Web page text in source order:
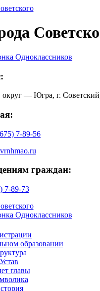
— Югра, г.
7-89-56
граждан:
7-89-73
образовании
Устав
главы